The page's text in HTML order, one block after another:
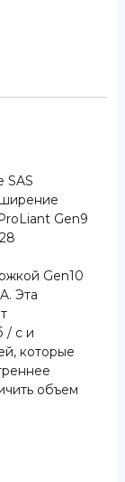
SAS
Gen9
Gen10
Эта
/ с и
которые
объем